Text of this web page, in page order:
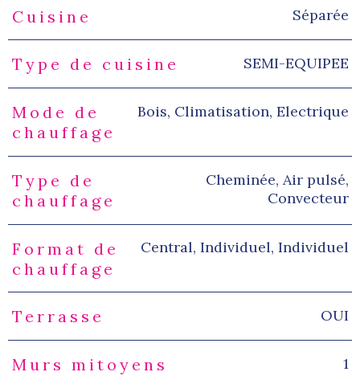
Cuisine Séparée
Type de cuisine SEMI-EQUIPEE
Mode de
chauffage
Bois, Climatisation, Electrique
Type de
chauffage
Cheminée, Air pulsé,
Convecteur
Format de
chauffage
Central, Individuel, Individuel
Terrasse OUI
Murs mitoyens 1